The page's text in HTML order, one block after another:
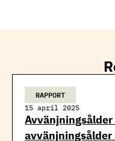
RAPPORT
15 april 2025